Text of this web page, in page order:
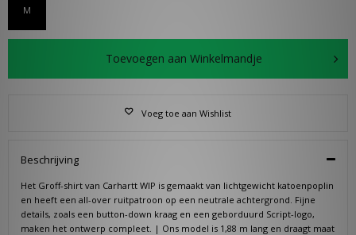
M
Toevoegen aan Winkelmandje
Voeg toe aan Wishlist
Beschrijving
Het Groff-shirt van Carhartt WIP is gemaakt van lichtgewicht katoenpoplin
en heeft een all-over ruitpatroon op een neutrale achtergrond. Fijne
details, zoals een button-down kraag en een geborduurd Script-logo,
maken het ontwerp compleet. | Ons model is 1,88 m lang en draagt maat